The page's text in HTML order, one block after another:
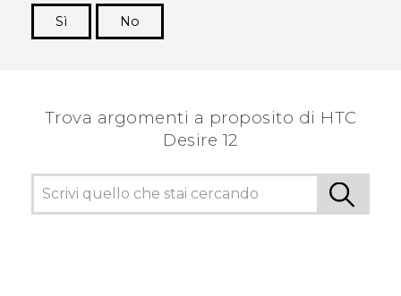
Sì
No
Trova argomenti a proposito di HTC
Desire 12